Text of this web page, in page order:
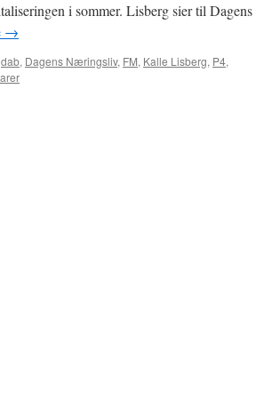
i sommer. Lisberg sier til Dagens
→
dab, Dagens Næringsliv, FM, Kalle Lisberg, P4,